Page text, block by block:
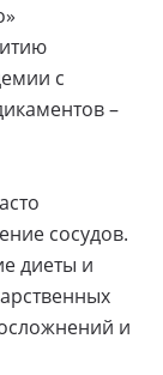
с
–
сосудов.
диеты и
и